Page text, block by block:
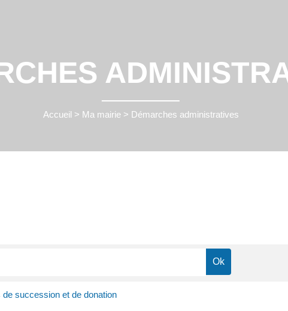
Accueil > Ma mairie> Démarches administratives
de succession et de donation